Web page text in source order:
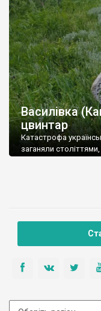
Василівка
цвинтар
Катастрофа
заганяли